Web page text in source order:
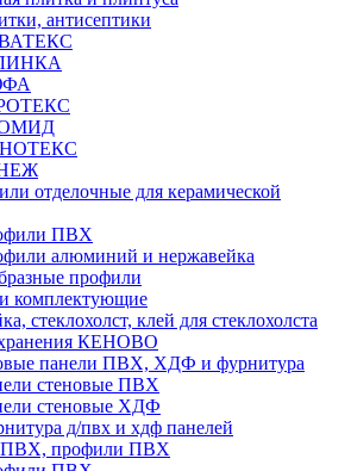
антисептики
отделочные для керамической
ПВХ
алюминий и нержавейка
профили
комплектующие
стеклохолст, клей для стеклохолста
КЕНОВО
панели ПВХ, ХДФ и фурнитура
стеновые ПВХ
стеновые ХДФ
д/пвх и хдф панелей
ПВХ, профили ПВХ